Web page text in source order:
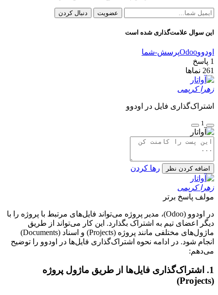
عضویت دنبال کردن
این سوال علامت‌گذاری شده است
اودووOdooپرسش-شما
1 پاسخ
261 نماها
زهرا کریمی
اشتراک‌گذاری فایل در اودوو
1
اضافه کردن نظر رها کردن
زهرا کریمی
مولف پاسخ برتر
در اودوو (Odoo)، مدیر پروژه می‌تواند فایل‌های مرتبط با پروژه را با
دیگر اعضای تیم به اشتراک بگذارد. این کار می‌تواند از طریق
ماژول‌های مختلفی مانند پروژه (Projects) و اسناد (Documents)
انجام شود. در ادامه نحوه اشتراک‌گذاری فایل‌ها در اودوو را توضیح
می‌دهم:
1. اشتراک‌گذاری فایل‌ها از طریق ماژول پروژه
(Projects)